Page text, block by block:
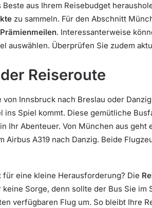
Beste aus Ihrem Reisebudget
zu sammeln. Für den Abschnitt
. Interessanterweise
auswählen. Überprüfen Sie zudem
Reiseroute
von Innsbruck nach Breslau oder
ins Spiel kommt. Diese gemütliche
Ihr Abenteuer. Von München aus
Airbus A319 nach Danzig. Beide
für eine kleine Herausforderung? Die
Sorge, denn sollte der Bus Sie
verfügbaren Flug um. So bleibt Ihre